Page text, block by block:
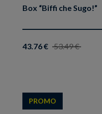
Box “Biffi che Sugo!”
43.76 € 53.49 €
PROMO